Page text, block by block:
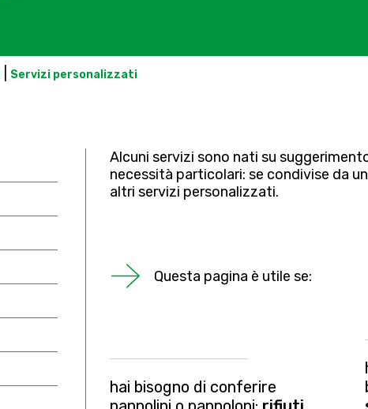
Servizi personalizzati
Alcuni servizi sono nati su
necessità particolari: se condivise da
altri servizi personalizzati.
Questa pagina è utile se:
hai bisogno di conferire